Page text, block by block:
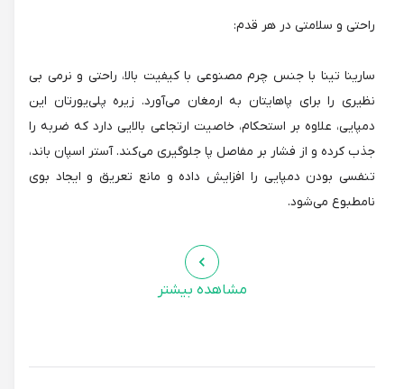
راحتی و سلامتی در هر قدم:
سارینا تینا با جنس چرم مصنوعی با کیفیت بالا، راحتی و نرمی بی
نظیری را برای پاهایتان به ارمغان می‌آورد. زیره پلی‌یورتان این
دمپایی، علاوه بر استحکام، خاصیت ارتجاعی بالایی دارد که ضربه را
جذب کرده و از فشار بر مفاصل پا جلوگیری می‌کند. آستر اسپان باند،
تنفسی بودن دمپایی را افزایش داده و مانع تعریق و ایجاد بوی
نامطبوع می‌شود.
کفی طبی این دمپایی، با طراحی خاص خود، پشتیبانی لازم را از قوس
پا ارائه داده و باعث می‌شود که شما در طول روز احساس خستگی
مشاهده بیشتر